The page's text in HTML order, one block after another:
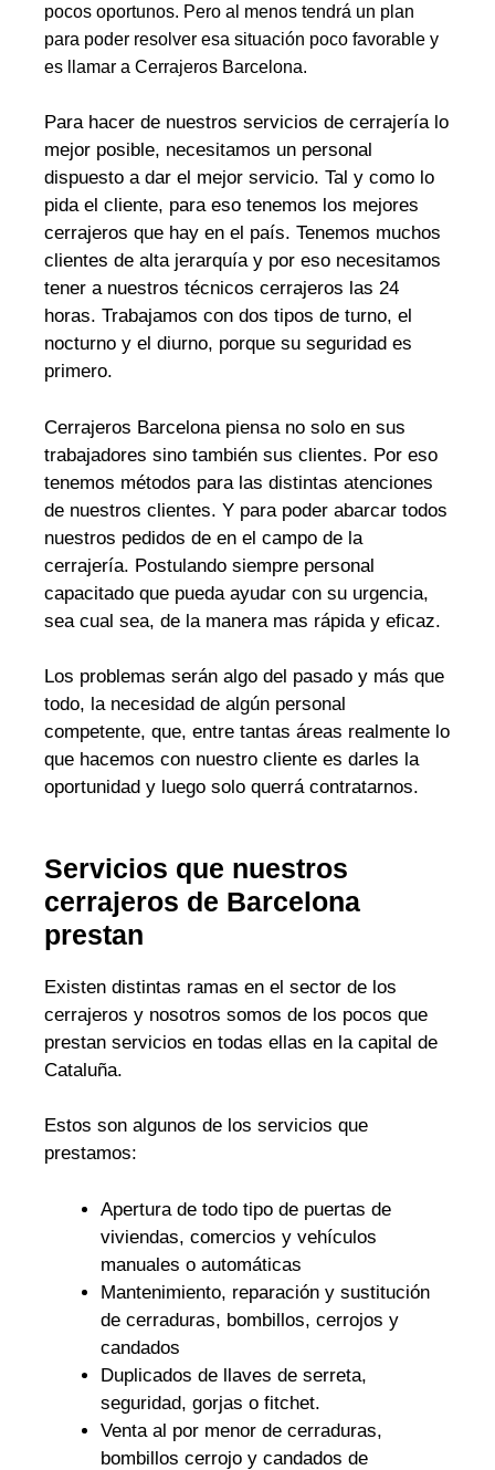
pocos oportunos. Pero al menos tendrá un plan
para poder resolver esa situación poco favorable y
es llamar a Cerrajeros Barcelona.
Para hacer de nuestros servicios de cerrajería lo
mejor posible, necesitamos un personal
dispuesto a dar el mejor servicio. Tal y como lo
pida el cliente, para eso tenemos los mejores
cerrajeros que hay en el país. Tenemos muchos
clientes de alta jerarquía y por eso necesitamos
tener a nuestros técnicos cerrajeros las 24
horas. Trabajamos con dos tipos de turno, el
nocturno y el diurno, porque su seguridad es
primero.
Cerrajeros Barcelona piensa no solo en sus
trabajadores sino también sus clientes. Por eso
tenemos métodos para las distintas atenciones
de nuestros clientes. Y para poder abarcar todos
nuestros pedidos de en el campo de la
cerrajería. Postulando siempre personal
capacitado que pueda ayudar con su urgencia,
sea cual sea, de la manera mas rápida y eficaz.
Los problemas serán algo del pasado y más que
todo, la necesidad de algún personal
competente, que, entre tantas áreas realmente lo
que hacemos con nuestro cliente es darles la
oportunidad y luego solo querrá contratarnos.
Servicios que nuestros
cerrajeros de Barcelona
prestan
Existen distintas ramas en el sector de los
cerrajeros y nosotros somos de los pocos que
prestan servicios en todas ellas en la capital de
Cataluña.
Estos son algunos de los servicios que
prestamos:
Apertura de todo tipo de puertas de
viviendas, comercios y vehículos
manuales o automáticas
Mantenimiento, reparación y sustitución
de cerraduras, bombillos, cerrojos y
candados
Duplicados de llaves de serreta,
seguridad, gorjas o fitchet.
Venta al por menor de cerraduras,
bombillos cerrojo y candados de